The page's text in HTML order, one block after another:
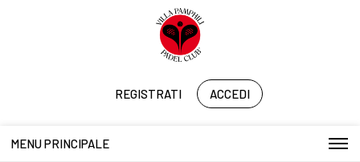
REGISTRATI ACCEDI
MENU PRINCIPALE